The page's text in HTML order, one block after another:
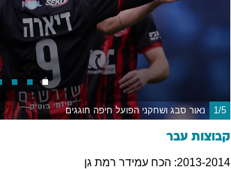
1/5 נאור סבג ושחקני הפועל חיפה חוגגים
קבוצות עבר
2013-2014: הכח עמידר רמת גן